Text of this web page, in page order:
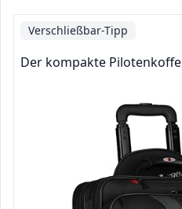
Verschließbar-Tipp
Der kompakte